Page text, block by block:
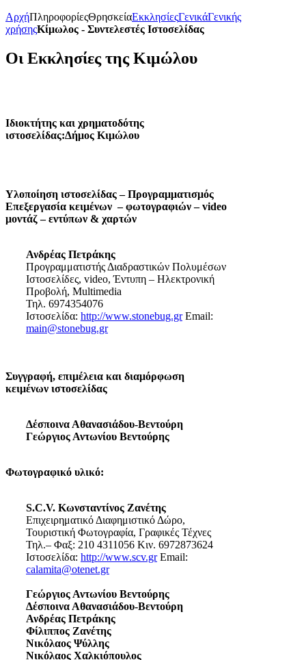
ΑρχήΠληροφορίεςΘρησκείαΕκκλησίεςΓενικάΓενικής
χρήσηςΚίμωλος - Συντελεστές Ιστοσελίδας
Οι Εκκλησίες της Κιμώλου
Ιδιοκτήτης και χρηματοδότης
ιστοσελίδας:Δήμος Κιμώλου
Υλοποίηση ιστοσελίδας – Προγραμματισμός
Επεξεργασία κειμένων – φωτογραφιών – video
μοντάζ – εντύπων & χαρτών
Ανδρέας Πετράκης
Προγραμματιστής Διαδραστικών Πολυμέσων
Ιστοσελίδες, video, Έντυπη – Ηλεκτρονική
Προβολή, Multimedia
Τηλ. 6974354076
Ιστοσελίδα: http://www.stonebug.grEmail:
main@stonebug.gr
Συγγραφή, επιμέλεια και διαμόρφωση
κειμένων ιστοσελίδας
Δέσποινα Αθανασιάδου-Βεντούρη
Γεώργιος Αντωνίου Βεντούρης
Φωτογραφικό υλικό:
S.C.V. Κωνσταντίνος Ζανέτης
Επιχειρηματικό Διαφημιστικό Δώρο,
Τουριστική Φωτογραφία, Γραφικές Τέχνες
Τηλ.– Φαξ: 210 4311056 Κιν. 6972873624
Ιστοσελίδα: http://www.scv.grEmail:
calamita@otenet.gr
Γεώργιος Αντωνίου Βεντούρης
Δέσποινα Αθανασιάδου-Βεντούρη
Ανδρέας Πετράκης
Φίλιππος Ζανέτης
Νικόλαος Ψύλλης
Νικόλαος Χαλκιόπουλος